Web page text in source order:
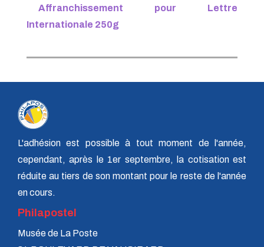
Affranchissement pour Lettre
Internationale 250g
L'adhésion est possible à tout moment de l'année,
cependant, après le 1er septembre, la cotisation est
réduite au tiers de son montant pour le reste de l'année
en cours.
Philapostel
Musée de La Poste